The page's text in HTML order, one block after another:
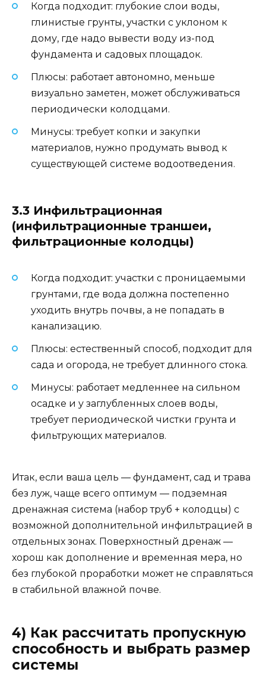
Когда подходит: глубокие слои воды,
глинистые грунты, участки с уклоном к
дому, где надо вывести воду из-под
фундамента и садовых площадок.
Плюсы: работает автономно, меньше
визуально заметен, может обслуживаться
периодически колодцами.
Минусы: требует копки и закупки
материалов, нужно продумать вывод к
существующей системе водоотведения.
3.3 Инфильтрационная
(инфильтрационные траншеи,
фильтрационные колодцы)
Когда подходит: участки с проницаемыми
грунтами, где вода должна постепенно
уходить внутрь почвы, а не попадать в
канализацию.
Плюсы: естественный способ, подходит для
сада и огорода, не требует длинного стока.
Минусы: работает медленнее на сильном
осадке и у заглубленных слоев воды,
требует периодической чистки грунта и
фильтрующих материалов.
Итак, если ваша цель — фундамент, сад и трава
без луж, чаще всего оптимум — подземная
дренажная система (набор труб + колодцы) с
возможной дополнительной инфильтрацией в
отдельных зонах. Поверхностный дренаж —
хорош как дополнение и временная мера, но
без глубокой проработки может не справляться
в стабильной влажной почве.
4) Как рассчитать пропускную
способность и выбрать размер
системы